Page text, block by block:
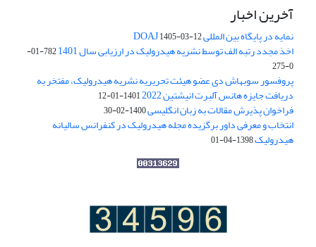
آخرین اخبار
نمایه در پایگاه بین المللی DOAJ1405-03-12
اخذ مجدد رتبه الف توسط نشریه هیدرولیک در ارزیابی سال 1401
782-01-
0-275
پروفسور سوبهاش دی عضو هیئت تحریریه نشریه هیدرولیک، مفتخر به
دریافت جایزه هانس آلبرت انیشتین 2022 1401-01-12
فراخوان پذیرش مقالات به زبان انگلیسی1400-02-30
انتخاب و معرفی داور برگزیده مجله هیدرولیک در کنفرانس سالیانه
هیدرولیک1398-04-01